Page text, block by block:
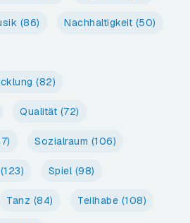
(86) Nachhaltigkeit (50)
(82)
Qualität (72)
Sozialraum (106)
(123) Spiel(98)
Tanz (84) Teilhabe (108)